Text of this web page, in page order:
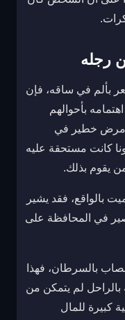
رجله
بألم في ساقه، فإن
بأحوالهم
مرض خطير في
كانت مستحقة عليه
يقوم بذلك.
بالواقع، فقد يشير
في المحافظة على
بالسرطان، فهذا
لم يتمكن من
كبيرة للمال